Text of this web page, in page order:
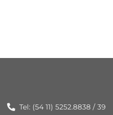
Tel: (54 11) 5252.8838 / 39